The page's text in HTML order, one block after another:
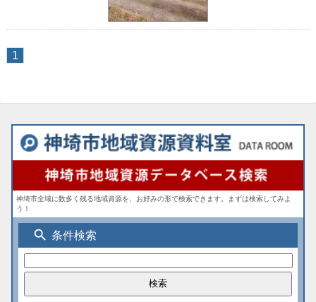
1
神埼市全域に数多く残る地域資源を、お好みの形で検索できます。まずは検索してみよ
う！
search 条件検索